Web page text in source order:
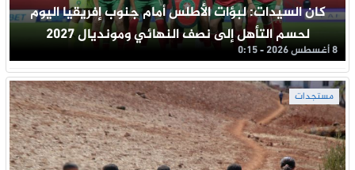
كان السيدات: لبؤات الأطلس أمام جنوب إفريقيا اليوم
لحسم التأهل إلى نصف النهائي ومونديال 2027
8 أغسطس 2026 - 0:15
مستجدات